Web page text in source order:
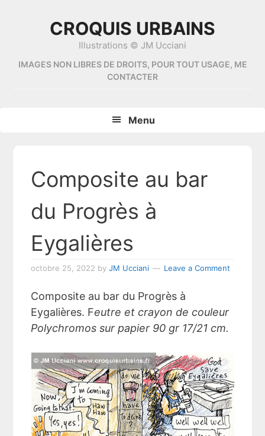
CROQUIS URBAINS
Illustrations © JM Ucciani
IMAGES NON LIBRES DE DROITS, POUR TOUT USAGE, ME
CONTACTER
Menu
Composite au bar
du Progrès à
Eygalières
octobre 25, 2022 byJM Ucciani Leave a Comment
Composite au bar du Progrès à
Eygalières. Feutre et crayon de couleur
Polychromos sur papier 90 gr 17/21 cm.